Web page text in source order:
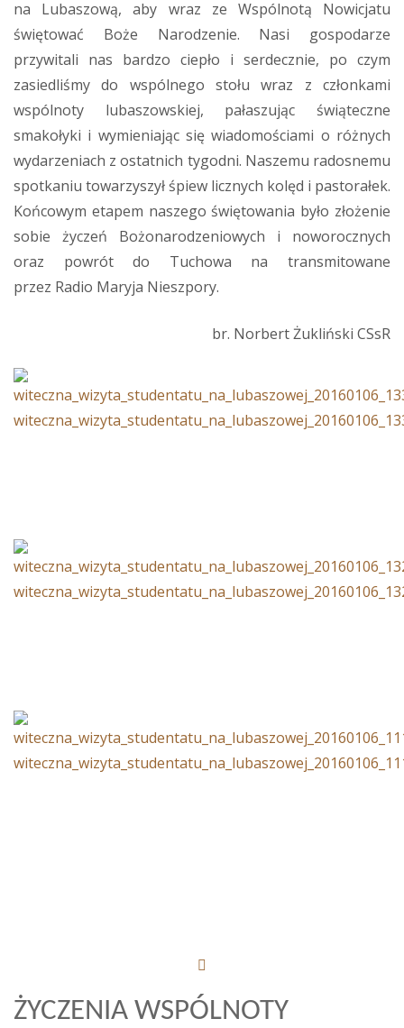
na Lubaszową, aby wraz ze Wspólnotą Nowicjatu
świętować Boże Narodzenie. Nasi gospodarze
przywitali nas bardzo ciepło i serdecznie, po czym
zasiedliśmy do wspólnego stołu wraz z członkami
wspólnoty lubaszowskiej, pałaszując świąteczne
smakołyki i wymieniając się wiadomościami o różnych
wydarzeniach z ostatnich tygodni. Naszemu radosnemu
spotkaniu towarzyszył śpiew licznych kolęd i pastorałek.
Końcowym etapem naszego świętowania było złożenie
sobie życzeń Bożonarodzeniowych i noworocznych
oraz powrót do Tuchowa na transmitowane
przez Radio Maryja Nieszpory.
br. Norbert Żukliński CSsR
ŻYCZENIA WSPÓLNOTY